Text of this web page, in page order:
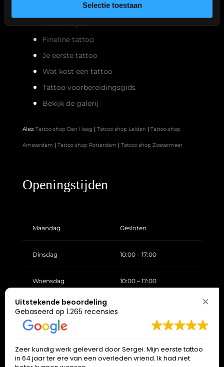
Selectie toestaan
Nazorg tattoo
Tattoo stijlen
Fineline tattoo
Je eerste tattoo
Wat kost een tattoo
Tattoo voorbereidingsgids
Bekijk de galerij
Also: Tattoo shop Den Haag | Tattoo shop Leiden | Tattoo shop
Amsterdam | Tattoo shop Rotterdam | Tattoo shop Zoetermeer
Openingstijden
Maandag Gesloten
Dinsdag 10:00 – 17:00
Woensdag 10:00 – 17:00
Donderdag
Vrijdag
Zaterdag 10:00 – 17:00
Uitstekende beoordeling
Gebaseerd op 1.265 recensies
Zeer kundig werk geleverd door Sergei. Mijn eerste tattoo
in 64 jaar ter ere van een overleden vriend. Ik had niet